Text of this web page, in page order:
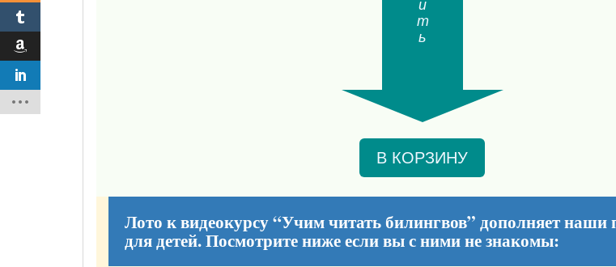
В КОРЗИНУ
Лото к видеокурсу “Учим читать билингвов” дополняет
для детей. Посмотрите ниже если вы с ними не знакомы: